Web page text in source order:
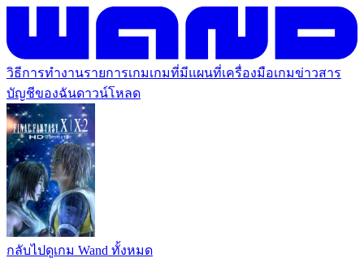
วิธีการทำงานรายการเกมเกมที่มีแผนที่เครื่องมือเกมข่าวสาร
บัญชีของฉันดาวน์โหลด
กลับไปดูเกม Wand ทั้งหมด